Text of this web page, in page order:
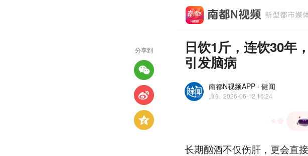
日饮1斤，连饮30年
引发脑病
南都N视频APP · 健闻
原创 2026-06-12 16:24
肝
长期酗酒不仅伤肝，更会直接
分享到